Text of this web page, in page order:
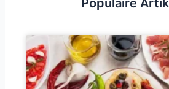
Populaire